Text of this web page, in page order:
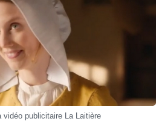
vidéo publicitaire La Laitière